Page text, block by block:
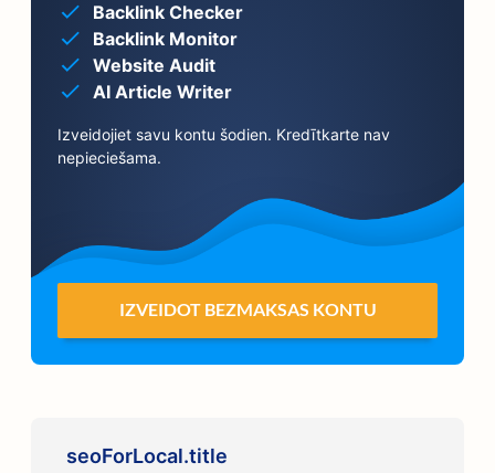
Backlink Checker
Backlink Monitor
Website Audit
AI Article Writer
Izveidojiet savu kontu šodien. Kredītkarte nav
nepieciešama.
IZVEIDOT BEZMAKSAS KONTU
seoForLocal.title